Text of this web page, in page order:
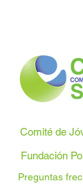
Comité de
Fundación
Preguntas